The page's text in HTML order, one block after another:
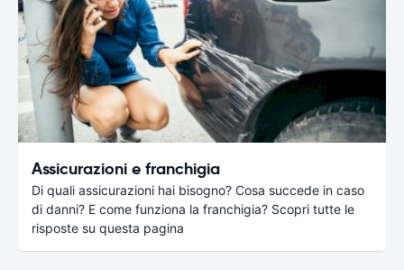
Assicurazioni e franchigia
Di quali assicurazioni hai bisogno? Cosa succede in caso
di danni? E come funziona la franchigia? Scopri tutte le
risposte su questa pagina